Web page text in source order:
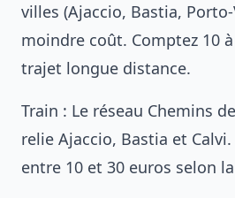
villes (Ajaccio, Bastia,
moindre coût. Comptez 10
trajet longue distance.
Train : Le réseau Chemins
relie Ajaccio, Bastia et
entre 10 et 30 euros selon